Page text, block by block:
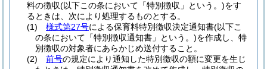
料の徴収(以下この条において「特別徴収」という。)をす
るときは、次により処理するものとする。
(1)
様式第27号による保育料特別徴収決定通知書(以下こ
の条において「特別徴収通知書」という。)を作成し、特
別徴収の対象者にあらかじめ送付すること。
(2)
前号の規定により通知した特別徴収の額に変更を生じ